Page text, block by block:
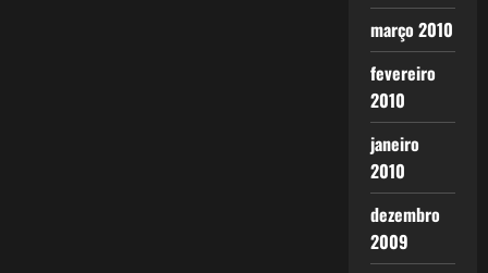
março 2010
fevereiro
2010
janeiro
2010
dezembro
2009